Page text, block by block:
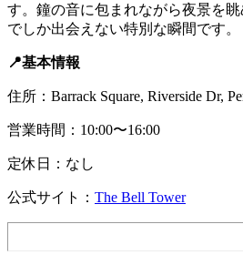
す。鐘の音に包まれながら夜景を
でしか出会えない特別な瞬間です。
📍基本情報
住所：Barrack Square, Riverside Dr,
営業時間：10:00〜16:00
定休日：なし
公式サイト： The Bell Tower